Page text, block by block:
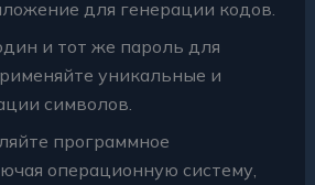
для генерации кодов.
и тот же пароль для
уникальные и
символов.
программное
операционную систему,